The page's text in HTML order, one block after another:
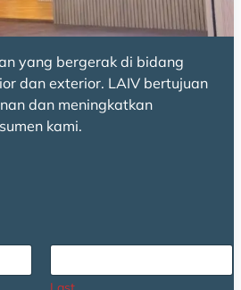
yang bergerak di bidang
dan exterior. LAIV bertujuan
dan meningkatkan
kami.